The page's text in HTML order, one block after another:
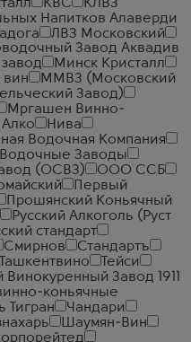
КВС
КЛВЗ
Напитков Алаверди
ЛВЗ Московский
Завод Аквадив
Минск Кристалл
вин
ММВЗ (Московский
Завод)
Мргашен Винно-
Нива
Водочная Компания
Заводы
(ОСВЗ)
ООО ССБ
Первый
Прошянский Коньячный
Русский Алкоголь (Руст
стандарт
Смирнов
Стандартъ
Ташкентвино
Тейси
Винокуренный Завод 1911
коньячные
Тигран
Чандари
Шаумян-Вин